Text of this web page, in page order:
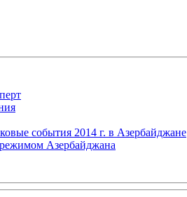
события 2014 г. в Азербайджане
Азербайджана